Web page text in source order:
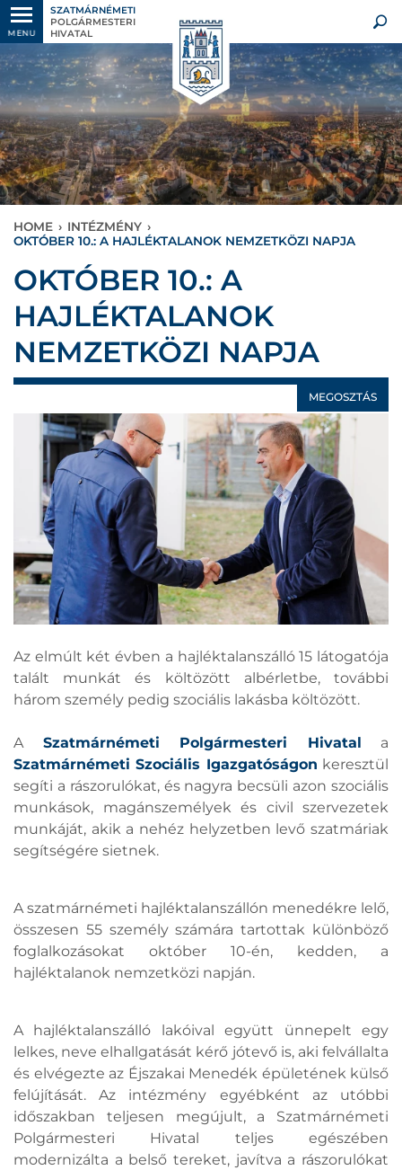
MENU
SZATMÁRNÉMETI
POLGÁRMESTERI
HIVATAL
HOME › INTÉZMÉNY ›
OKTÓBER 10.: A HAJLÉKTALANOK NEMZETKÖZI NAPJA
OKTÓBER 10.: A
HAJLÉKTALANOK
NEMZETKÖZI NAPJA
MEGOSZTÁS
Az elmúlt két évben a hajléktalanszálló 15 látogatója
talált munkát és költözött albérletbe, további
három személy pedig szociális lakásba költözött.
A Szatmárnémeti Polgármesteri Hivatal a
Szatmárnémeti Szociális Igazgatóságon keresztül
segíti a rászorulókat, és nagyra becsüli azon szociális
munkások, magánszemélyek és civil szervezetek
munkáját, akik a nehéz helyzetben levő szatmáriak
segítségére sietnek.
A szatmárnémeti hajléktalanszállón menedékre lelő,
összesen 55 személy számára tartottak különböző
foglalkozásokat október 10-én, kedden, a
hajléktalanok nemzetközi napján.
A hajléktalanszálló lakóival együtt ünnepelt egy
lelkes, neve elhallgatását kérő jótevő is, aki felvállalta
és elvégezte az Éjszakai Menedék épületének külső
felújítását. Az intézmény egyébként az utóbbi
időszakban teljesen megújult, a Szatmárnémeti
Polgármesteri Hivatal teljes egészében
modernizálta a belső tereket, javítva a rászorulókat